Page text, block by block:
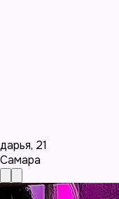
дарья, 21
Самара